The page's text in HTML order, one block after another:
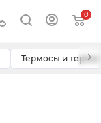
0
Термосы и ›